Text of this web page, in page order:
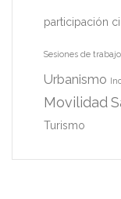
participación
Sesiones de trabajo
Urbanismo
Movilidad
Turismo